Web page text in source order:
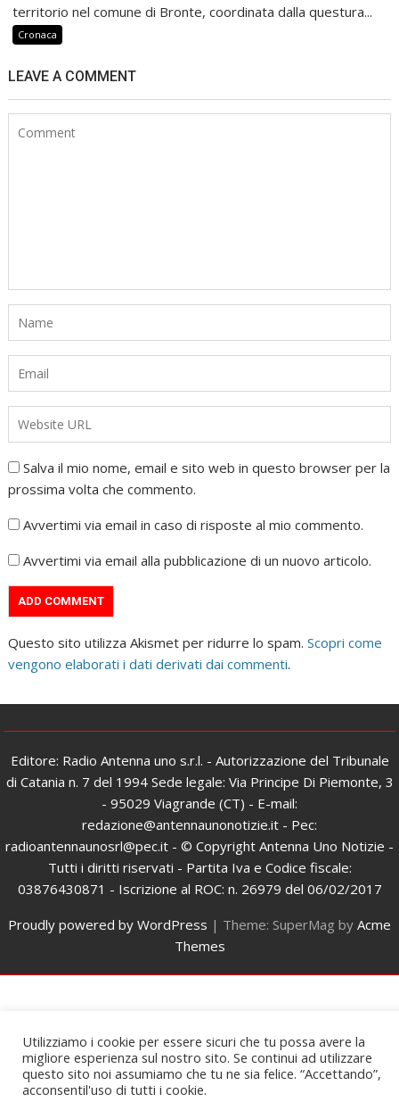
territorio nel comune di Bronte, coordinata dalla questura...
Cronaca
LEAVE A COMMENT
Salva il mio nome, email e sito web in questo browser per la
prossima volta che commento.
Avvertimi via email in caso di risposte al mio commento.
Avvertimi via email alla pubblicazione di un nuovo articolo.
Questo sito utilizza Akismet per ridurre lo spam.Scopri come
vengono elaborati i dati derivati dai commenti.
Editore: Radio Antenna uno s.r.l. - Autorizzazione del Tribunale
di Catania n. 7 del 1994 Sede legale: Via Principe Di Piemonte, 3
- 95029 Viagrande (CT) - E-mail:
redazione@antennaunonotizie.it - Pec:
radioantennaunosrl@pec.it - © Copyright Antenna Uno Notizie -
Tutti i diritti riservati - Partita Iva e Codice fiscale:
03876430871 - Iscrizione al ROC: n. 26979 del 06/02/2017
Proudly powered by WordPress | Theme: SuperMag by Acme
Themes
Utilizziamo i cookie per essere sicuri che tu possa avere la
migliore esperienza sul nostro sito. Se continui ad utilizzare
questo sito noi assumiamo che tu ne sia felice. “Accettando”,
acconsentil'uso di tutti i cookie.